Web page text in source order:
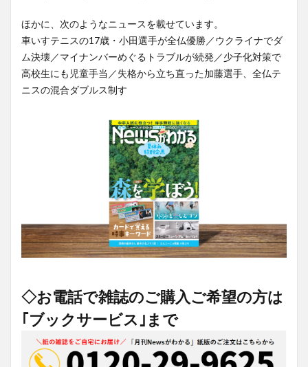
ほかに、次のようなニュースを載せています。
車いすテニスの17歳・小田選手が全仏優勝／ウクライナでダ
ム決壊／マイナンバーめぐるトラブルが続発／少子化対策で
高校生にも児童手当／失格から立ち直った加藤選手、全仏テ
ニスの混合ダブルス制す
◇お電話で雑誌のご購入ご希望の方は
｢ブックサービス｣まで